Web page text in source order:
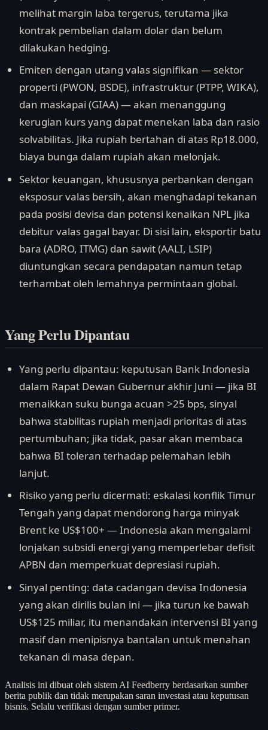
melihat margin laba tergerus, terutama jika
kontrak pembelian dalam dolar dan belum
dilakukan hedging.
Emiten dengan utang valas signifikan — sektor
properti (PWON, BSDE), infrastruktur (PTPP, WIKA),
dan maskapai (GIAA) — akan menanggung
kerugian kurs yang dapat menekan laba dan rasio
solvabilitas. Jika rupiah bertahan di atas Rp18.000,
biaya bunga dalam rupiah akan melonjak.
Sektor keuangan, khususnya perbankan dengan
eksposur valas bersih, akan menghadapi tekanan
pada posisi devisa dan potensi kenaikan NPL jika
debitur valas gagal bayar. Di sisi lain, eksportir batu
bara (ADRO, ITMG) dan sawit (AALI, LSIP)
diuntungkan secara pendapatan namun tetap
terhambat oleh lemahnya permintaan global.
Yang Perlu Dipantau
Yang perlu dipantau: keputusan Bank Indonesia
dalam Rapat Dewan Gubernur akhir Juni — jika BI
menaikkan suku bunga acuan >25 bps, sinyal
bahwa stabilitas rupiah menjadi prioritas di atas
pertumbuhan; jika tidak, pasar akan membaca
bahwa BI toleran terhadap pelemahan lebih
lanjut.
Risiko yang perlu dicermati: eskalasi konflik Timur
Tengah yang dapat mendorong harga minyak
Brent ke US$100+ — Indonesia akan mengalami
lonjakan subsidi energi yang memperlebar defisit
APBN dan memperkuat depresiasi rupiah.
Sinyal penting: data cadangan devisa Indonesia
yang akan dirilis bulan ini — jika turun ke bawah
US$125 miliar, itu menandakan intervensi BI yang
masif dan menipisnya bantalan untuk menahan
tekanan di masa depan.
Analisis ini dibuat oleh sistem AI Feedberry berdasarkan sumber
berita publik dan tidak merupakan saran investasi atau keputusan
bisnis. Selalu verifikasi dengan sumber primer.